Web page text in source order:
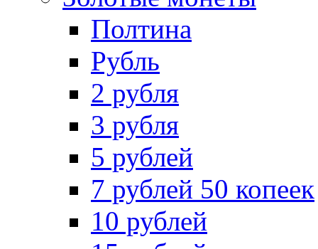
Полтина
Рубль
2 рубля
3 рубля
5 рублей
7 рублей 50 копеек
10 рублей